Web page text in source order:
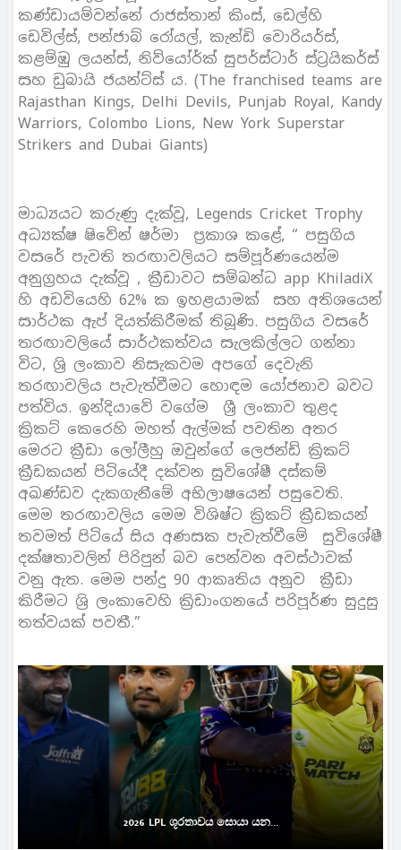
කණ්ඩායම්වන්නේ රාජස්තාන් කිංස්, ඩෙල්හි
ඩෙවිල්ස්, පන්ජාබ් රෝයල්, කැන්ඩි වොරියර්ස්,
කළම්ඹු ලයන්ස්, නිව්යෝර්ක් සුපර්ස්ටාර් ස්ට්‍රයිකර්ස්
සහ ඩුබායි ජයන්ට්ස් ය‍. (The franchised teams are
Rajasthan Kings, Delhi Devils, Punjab Royal, Kandy
Warriors, Colombo Lions, New York Superstar
Strikers and Dubai Giants)
මාධ්‍යයට කරුණු දැක්වූ, Legends Cricket Trophy
අධ්‍යක්ෂ ෂිවේන් ෂර්මා ප්‍රකාශ කළේ, “ පසුගිය
වසරේ පැවති තරඟාවලියට සම්පූර්ණයෙන්ම
අනුග්‍රහය දැක්වූ , ක්‍රීඩාවට සම්බන්ධ app KhiladiX
හි අඩවියෙහි 62% ක ඉහළයාමක් සහ අතිශයෙන්
සාර්ථක ඇප් දියත්කිරීමක් තිබූණි. පසුගිය වසරේ
තරඟාවලියේ සාර්ථකත්වය සැලකිල්ලට ගන්නා
විට, ශ්‍රි ලංකාව නිසැකවම අපගේ දෙවැනි
තරඟාවලිය පැවැත්වීමට හොඳම යෝජනාව බවට
පත්විය. ඉන්දියාවේ වගේම ශ්‍රී ලංකාව තුළද
ක්‍රිකට් කෙරෙහි මහත් ඇල්මක් පවතින අතර
මෙරට ක්‍රීඩා ලෝලීහු ඔවුන්ගේ ලෙජන්ඩ් ක්‍රිකට්
ක්‍රීඩකයන් පිටියේදී දක්වන සුවිශේෂී දස්කම්
අඛණ්ඩව දැකගැනීමේ අභිලාෂයෙන් පසුවෙති.
මෙම තරඟාවලිය මෙම විශිෂ්ට ක්‍රිකට් ක්‍රීඩකයන්
තවමත් පිටියේ සිය අණසක පැවැත්වීමේ සුවිශේෂී
දක්ෂතාවලින් පිරිපුන් බව පෙන්වන අවස්ථාවක්
වනු ඇත. මෙම පන්දු 90 ආකෘතිය අනුව ක්‍රීඩා
කිරීමට ශ්‍රි ලංකාවෙහි ක්‍රිඩාංගනයේ පරිපූර්ණ සුදුසු
තත්වයක් පවතී.”
2026 LPL ශූරතාවය සොයා යන...